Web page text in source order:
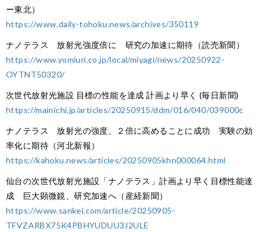
ー東北）
https://www.daily-tohoku.news/archives/350119
ナノテラス 放射光強度倍に 研究の加速に期待（読売新聞）
https://www.yomiuri.co.jp/local/miyagi/news/20250922-
OYTNT50320/
次世代放射光施設 目標の性能を達成 計画より早く (毎日新聞)
https://mainichi.jp/articles/20250915/ddm/016/040/039000c
ナノテラス 放射光の強度、２倍に高めることに成功 実験の効
率化に期待（河北新報）
https://kahoku.news/articles/20250905khn000064.html
仙台の次世代放射光施設「ナノテラス」計画より早く目標性能達
成 巨大顕微鏡、研究加速へ（産経新聞）
https://www.sankei.com/article/20250905-
TFVZARBX75K4PBHYUDUU3J2ULE